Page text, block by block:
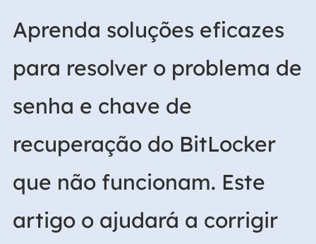
Aprenda soluções eficazes
para resolver o problema de
senha e chave de
recuperação do BitLocker
que não funcionam. Este
artigo o ajudará a corrigir